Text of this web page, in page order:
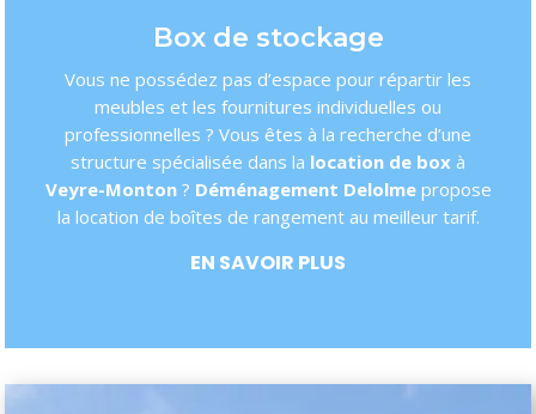
Box de stockage
Vous ne possédez pas d’espace pour répartir les
meubles et les fournitures individuelles ou
professionnelles ? Vous êtes à la recherche d’une
structure spécialisée dans la location de box à
Veyre-Monton? Déménagement Delolmepropose
la location de boîtes de rangement au meilleur tarif.
EN SAVOIR PLUS